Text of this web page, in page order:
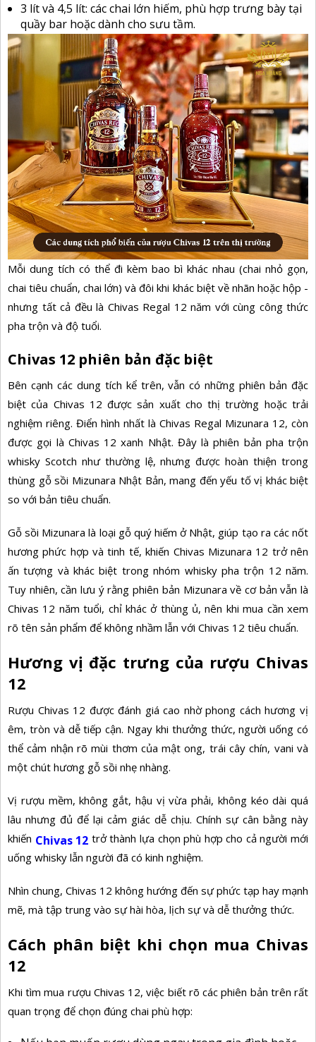
3 lít và 4,5 lít: các chai lớn hiếm, phù hợp trưng bày tại
quầy bar hoặc dành cho sưu tầm.
Mỗi dung tích có thể đi kèm bao bì khác nhau (chai nhỏ gọn,
chai tiêu chuẩn, chai lớn) và đôi khi khác biệt về nhãn hoặc hộp -
nhưng tất cả đều là Chivas Regal 12 năm với cùng công thức
pha trộn và độ tuổi.
Chivas 12 phiên bản đặc biệt
Bên cạnh các dung tích kể trên, vẫn có những phiên bản đặc
biệt của Chivas 12 được sản xuất cho thị trường hoặc trải
nghiệm riêng. Điển hình nhất là Chivas Regal Mizunara 12, còn
được gọi là Chivas 12 xanh Nhật. Đây là phiên bản pha trộn
whisky Scotch như thường lệ, nhưng được hoàn thiện trong
thùng gỗ sồi Mizunara Nhật Bản, mang đến yếu tố vị khác biệt
so với bản tiêu chuẩn.
Gỗ sồi Mizunara là loại gỗ quý hiếm ở Nhật, giúp tạo ra các nốt
hương phức hợp và tinh tế, khiến Chivas Mizunara 12 trở nên
ấn tượng và khác biệt trong nhóm whisky pha trộn 12 năm.
Tuy nhiên, cần lưu ý rằng phiên bản Mizunara về cơ bản vẫn là
Chivas 12 năm tuổi, chỉ khác ở thùng ủ, nên khi mua cần xem
rõ tên sản phẩm để không nhầm lẫn với Chivas 12 tiêu chuẩn.
Hương vị đặc trưng của rượu Chivas
12
Rượu Chivas 12 được đánh giá cao nhờ phong cách hương vị
êm, tròn và dễ tiếp cận. Ngay khi thưởng thức, người uống có
thể cảm nhận rõ mùi thơm của mật ong, trái cây chín, vani và
một chút hương gỗ sồi nhẹ nhàng.
Vị rượu mềm, không gắt, hậu vị vừa phải, không kéo dài quá
lâu nhưng đủ để lại cảm giác dễ chịu. Chính sự cân bằng này
khiến Chivas 12 trở thành lựa chọn phù hợp cho cả người mới
uống whisky lẫn người đã có kinh nghiệm.
Nhìn chung, Chivas 12 không hướng đến sự phức tạp hay mạnh
mẽ, mà tập trung vào sự hài hòa, lịch sự và dễ thưởng thức.
Cách phân biệt khi chọn mua Chivas
12
Khi tìm mua rượu Chivas 12, việc biết rõ các phiên bản trên rất
quan trọng để chọn đúng chai phù hợp: